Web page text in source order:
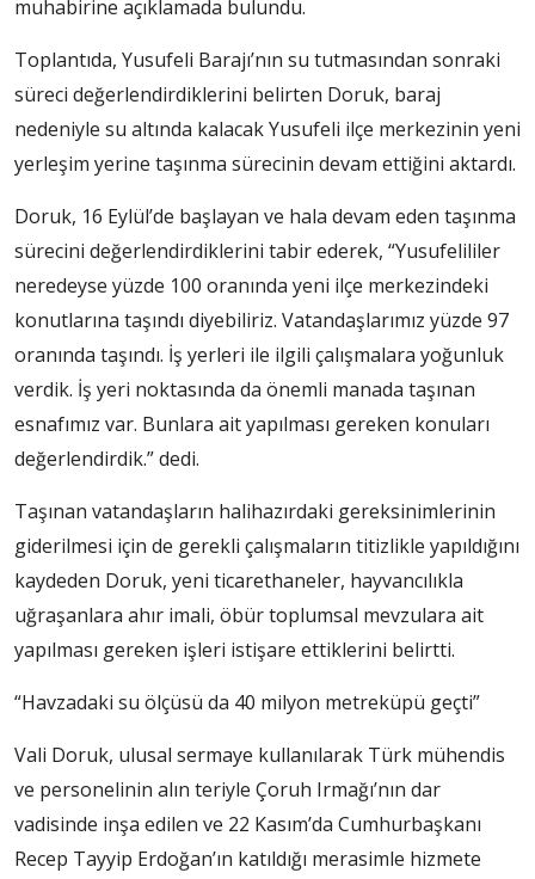
muhabirine açıklamada bulundu.
Toplantıda, Yusufeli Barajı’nın su tutmasından sonraki
süreci değerlendirdiklerini belirten Doruk, baraj
nedeniyle su altında kalacak Yusufeli ilçe merkezinin yeni
yerleşim yerine taşınma sürecinin devam ettiğini aktardı.
Doruk, 16 Eylül’de başlayan ve hala devam eden taşınma
sürecini değerlendirdiklerini tabir ederek, “Yusufelililer
neredeyse yüzde 100 oranında yeni ilçe merkezindeki
konutlarına taşındı diyebiliriz. Vatandaşlarımız yüzde 97
oranında taşındı. İş yerleri ile ilgili çalışmalara yoğunluk
verdik. İş yeri noktasında da önemli manada taşınan
esnafımız var. Bunlara ait yapılması gereken konuları
değerlendirdik.” dedi.
Taşınan vatandaşların halihazırdaki gereksinimlerinin
giderilmesi için de gerekli çalışmaların titizlikle yapıldığını
kaydeden Doruk, yeni ticarethaneler, hayvancılıkla
uğraşanlara ahır imali, öbür toplumsal mevzulara ait
yapılması gereken işleri istişare ettiklerini belirtti.
“Havzadaki su ölçüsü da 40 milyon metreküpü geçti”
Vali Doruk, ulusal sermaye kullanılarak Türk mühendis
ve personelinin alın teriyle Çoruh Irmağı’nın dar
vadisinde inşa edilen ve 22 Kasım’da Cumhurbaşkanı
Recep Tayyip Erdoğan’ın katıldığı merasimle hizmete